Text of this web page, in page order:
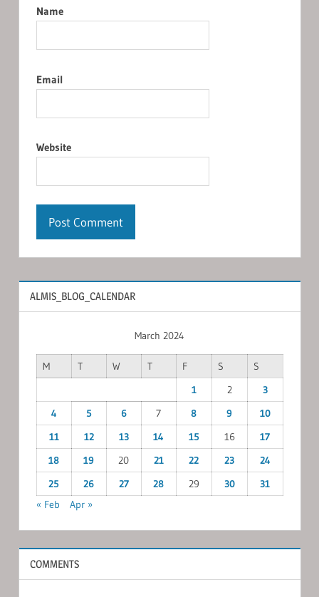
Name
Email
Website
ALMIS_BLOG_CALENDAR
March 2024
M T W T F S
S
1
2
3
4
5 6 7 8 9
10
11
12 13 14 15 16
17
18
19 20 21 22 23
24
25
26 27 28 29 30
31
« Feb
Apr »
COMMENTS